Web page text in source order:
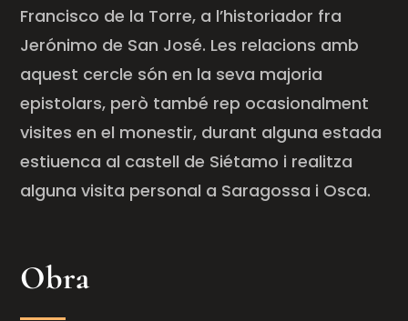
Francisco de la Torre, a l’historiador fra
Jerónimo de San José. Les relacions amb
aquest cercle són en la seva majoria
epistolars, però també rep ocasionalment
visites en el monestir, durant alguna estada
estiuenca al castell de Siétamo i realitza
alguna visita personal a Saragossa i Osca.
Obra